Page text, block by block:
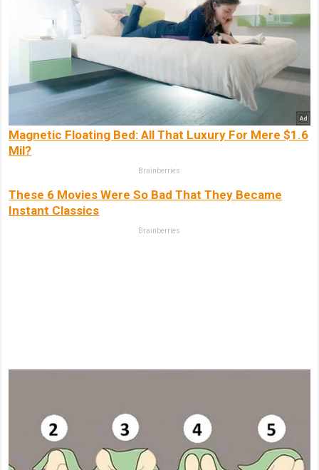
Magnetic Floating Bed: All That Luxury For Mere $1.6
Mil?
Brainberries
These 6 Movies Were So Bad That They Became
Instant Classics
Brainberries